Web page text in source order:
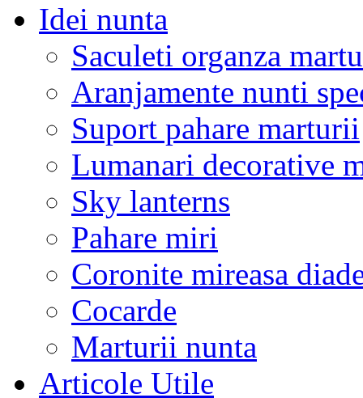
Idei nunta
Saculeti organza
Aranjamente nunti
Suport pahare marturii
Lumanari decorative
Sky lanterns
Pahare miri
Coronite mireasa
Cocarde
Marturii nunta
Articole Utile